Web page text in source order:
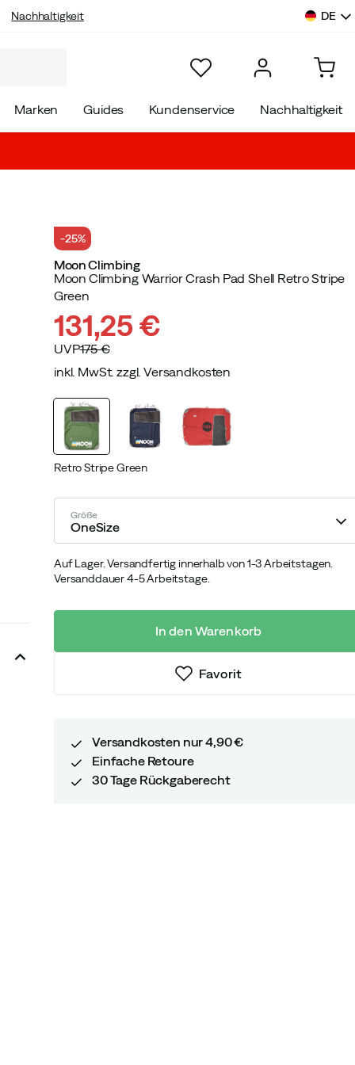
Nachhaltigkeit DE
Marken Guides Kundenservice Nachhaltigkeit
-25%
Moon Climbing
Moon Climbing Warrior Crash Pad Shell Retro Stripe
Green
discounted
price
131,25 €
original
price
UVP175 €
inkl. MwSt. zzgl. Versandkosten
Retro Stripe Green
Größe
OneSize
Auf Lager. Versandfertig innerhalb von 1-3 Arbeitstagen.
Versanddauer 4-5 Arbeitstage.
In den Warenkorb
Favorit
Versandkosten nur 4,90 €
Einfache Retoure
30 Tage Rückgaberecht